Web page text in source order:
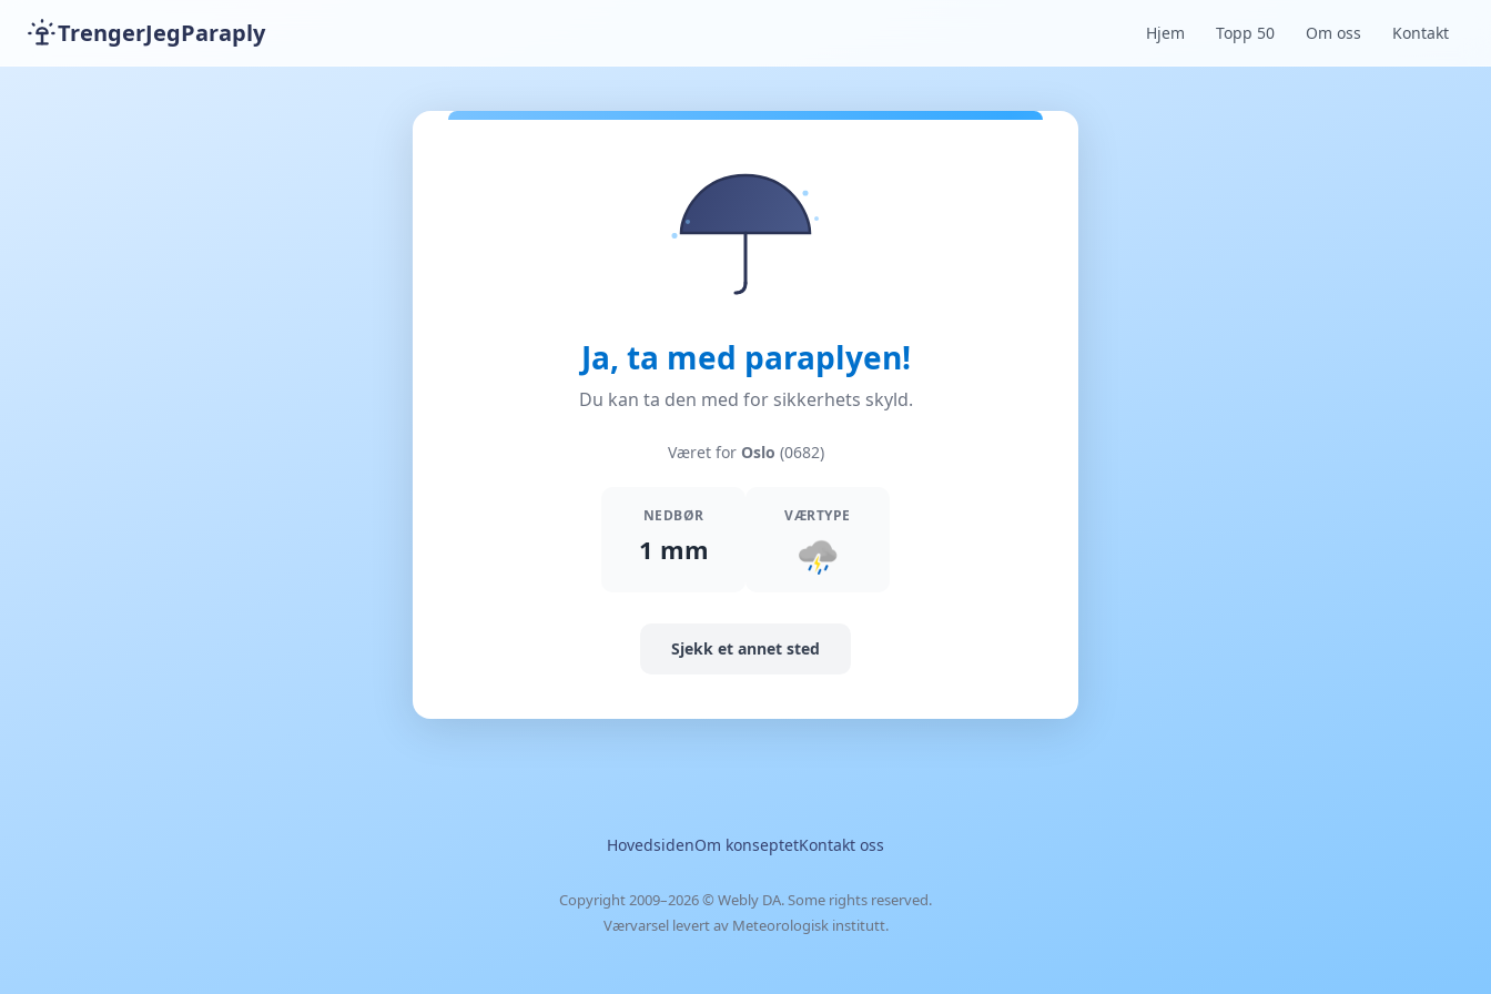
TrengerJegParaply Hjem Topp 50 Om oss Kontakt
Ja, ta med paraplyen!
Du kan ta den med for sikkerhets skyld.
Været for Oslo (0682)
NEDBØR
1 mm
VÆRTYPE
Sjekk et annet sted
HovedsidenOm konseptetKontakt oss
Copyright 2009–2026 © Webly DA. Some rights reserved.
Værvarsel levert av Meteorologisk institutt.